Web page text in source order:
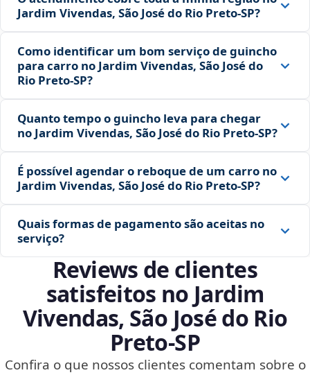
Jardim Vivendas, São José do Rio Preto‑SP?
Como identificar um bom serviço de guincho
para carro no Jardim Vivendas, São José do
Rio Preto‑SP?
Quanto tempo o guincho leva para chegar
no Jardim Vivendas, São José do Rio Preto‑SP?
É possível agendar o reboque de um carro no
Jardim Vivendas, São José do Rio Preto‑SP?
Quais formas de pagamento são aceitas no
serviço?
Reviews de clientes
satisfeitos no Jardim
Vivendas, São José do Rio
Preto‑SP
Confira o que nossos clientes comentam sobre o